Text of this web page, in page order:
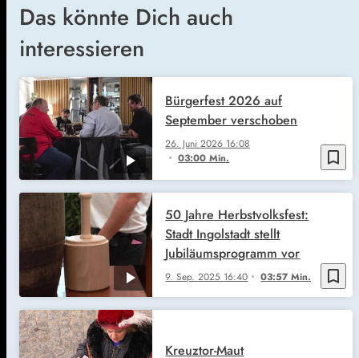
Das könnte Dich auch
interessieren
bookmark_border
26. Juni 2026 16:08
03:00 Min.
Bürgerfest 2026 auf
September verschoben
bookmark_border
9. Sep. 2025 16:40 03:57 Min.
50 Jahre Herbstvolksfest:
Stadt Ingolstadt stellt
Jubiläumsprogramm vor
Kreuztor-Maut